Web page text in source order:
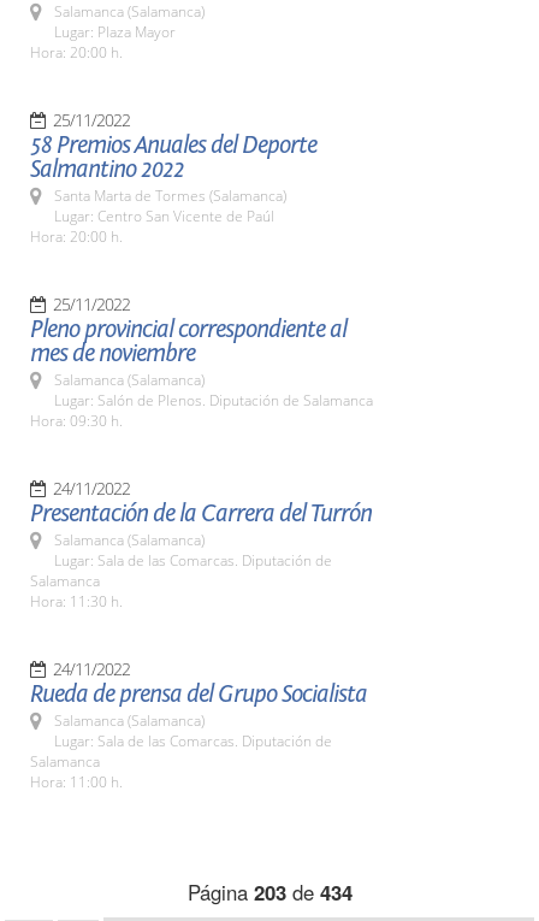
Salamanca (Salamanca)
Lugar: Plaza Mayor
Hora: 20:00 h.
25/11/2022
58 Premios Anuales del Deporte
Salmantino 2022
Santa Marta de Tormes (Salamanca)
Lugar: Centro San Vicente de Paúl
Hora: 20:00 h.
25/11/2022
Pleno provincial correspondiente al
mes de noviembre
Salamanca (Salamanca)
Lugar: Salón de Plenos. Diputación de Salamanca
Hora: 09:30 h.
24/11/2022
Presentación de la Carrera del Turrón
Salamanca (Salamanca)
Lugar: Sala de las Comarcas. Diputación de
Salamanca
Hora: 11:30 h.
24/11/2022
Rueda de prensa del Grupo Socialista
Salamanca (Salamanca)
Lugar: Sala de las Comarcas. Diputación de
Salamanca
Hora: 11:00 h.
Página 203de 434